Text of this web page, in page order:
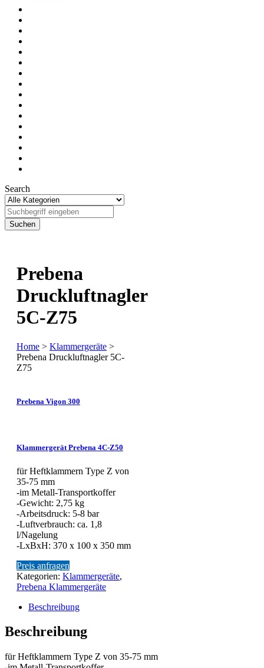
Search
Prebena
Druckluftnagler
5C-Z75
Home > Klammergeräte >
Prebena Druckluftnagler 5C-
Z75
Prebena Vigon 300
Klammergerät Prebena 4C-Z50
für Heftklammern Type Z von
35-75 mm
-im Metall-Transportkoffer
-Gewicht: 2,75 kg
-Arbeitsdruck: 5-8 bar
-Luftverbrauch: ca. 1,8
l/Nagelung
-LxBxH: 370 x 100 x 350 mm
Preis anfragen
Kategorien: Klammergeräte,
Prebena Klammergeräte
Beschreibung
Beschreibung
für Heftklammern Type Z von 35-75 mm